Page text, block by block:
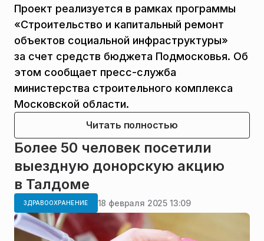
Проект реализуется в рамках программы
«Строительство и капитальный ремонт
объектов социальной инфраструктуры»
за счет средств бюджета Подмосковья. Об
этом сообщает пресс-служба
министерства строительного комплекса
Московской области.
Читать полностью
Более 50 человек посетили
выездную донорскую акцию
в Талдоме
ЗДРАВООХРАНЕНИЕ 18 февраля 2025 13:09